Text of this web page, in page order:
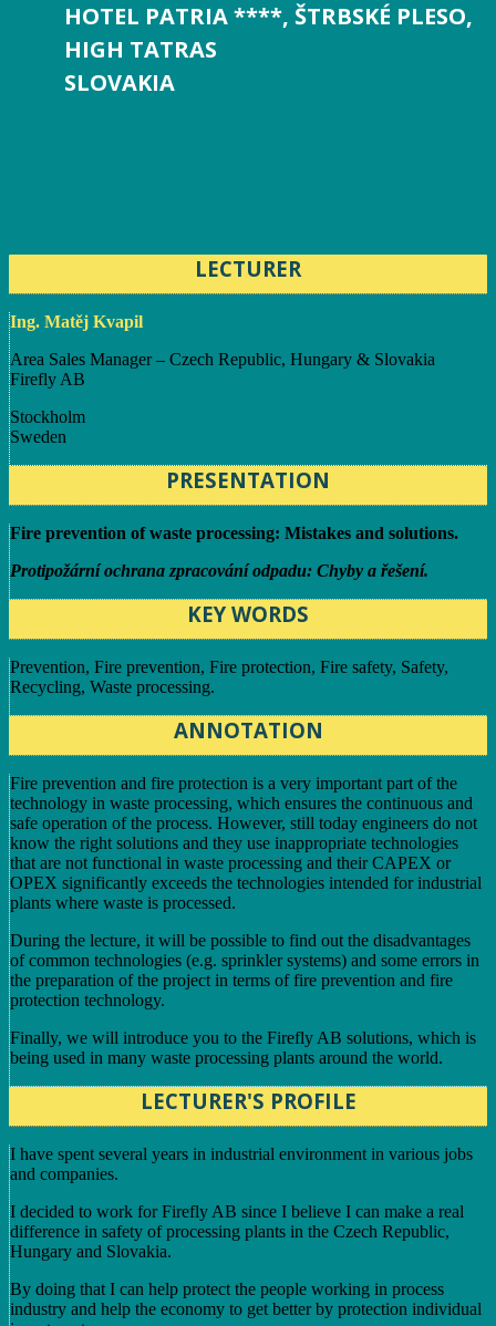
HOTEL PATRIA ****, ŠTRBSKÉ PLESO,
HIGH TATRAS
SLOVAKIA
LECTURER
Ing. Matěj Kvapil
Area Sales Manager – Czech Republic, Hungary & Slovakia
Firefly AB
Stockholm
Sweden
PRESENTATION
Fire prevention of waste processing: Mistakes and solutions.
Protipožární ochrana zpracování odpadu: Chyby a řešení.
KEY WORDS
Prevention, Fire prevention, Fire protection, Fire safety, Safety,
Recycling, Waste processing.
ANNOTATION
Fire prevention and fire protection is a very important part of the
technology in waste processing, which ensures the continuous and
safe operation of the process. However, still today engineers do not
know the right solutions and they use inappropriate technologies
that are not functional in waste processing and their CAPEX or
OPEX significantly exceeds the technologies intended for industrial
plants where waste is processed.
During the lecture, it will be possible to find out the disadvantages
of common technologies (e.g. sprinkler systems) and some errors in
the preparation of the project in terms of fire prevention and fire
protection technology.
Finally, we will introduce you to the Firefly AB solutions, which is
being used in many waste processing plants around the world.
LECTURER'S PROFILE
I have spent several years in industrial environment in various jobs
and companies.
I decided to work for Firefly AB since I believe I can make a real
difference in safety of processing plants in the Czech Republic,
Hungary and Slovakia.
By doing that I can help protect the people working in process
industry and help the economy to get better by protection individual